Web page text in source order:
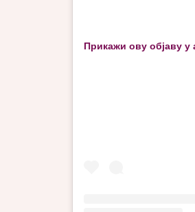
Прикажи ову објаву у